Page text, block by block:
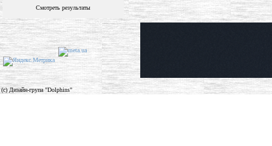
Смотреть результаты
(c) Дизайн-група "Dolphins"